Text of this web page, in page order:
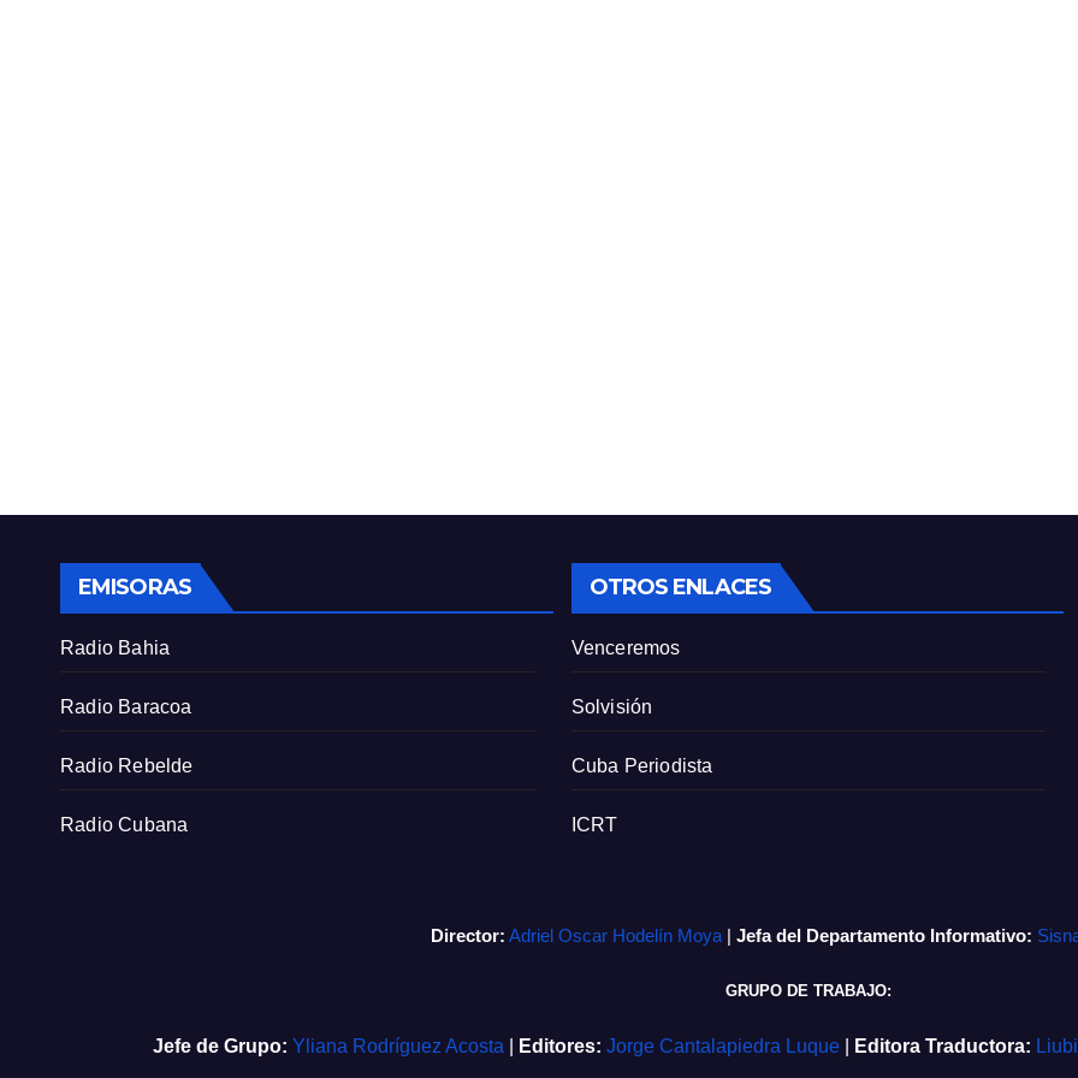
EMISORAS
Radio Bahia
Radio Baracoa
Radio Rebelde
Radio Cubana
OTROS ENLACES
Venceremos
Solvisión
Cuba Periodista
ICRT
Director: Adriel Oscar Hodelín Moya | Jefa del Departamento Informativo:
GRUPO DE TRABAJO:
Jefe de Grupo: Yliana Rodríguez Acosta Editores: Jorge Cantalapiedra Luque Editora Traductora: